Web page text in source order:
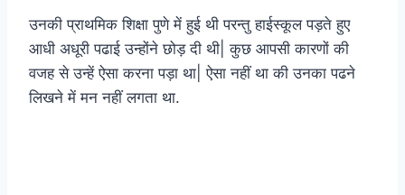
उनकी प्राथमिक शिक्षा पुणे में हुई थी परन्तु हाईस्कूल पड़ते हुए
आधी अधूरी पढाई उन्होंने छोड़ दी थी| कुछ आपसी कारणों की
वजह से उन्हें ऐसा करना पड़ा था| ऐसा नहीं था की उनका पढने
लिखने में मन नहीं लगता था.